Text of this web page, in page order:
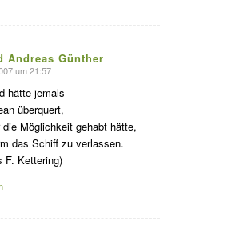
Andreas Günther
um 21:57
hätte jemals
überquert,
die Möglichkeit gehabt hätte,
das Schiff zu verlassen.
F. Kettering)